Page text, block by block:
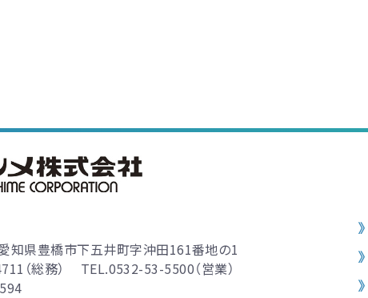
知県豊橋市下五井町字沖田161番地の1
（総務） TEL.0532-53-5500（営業）